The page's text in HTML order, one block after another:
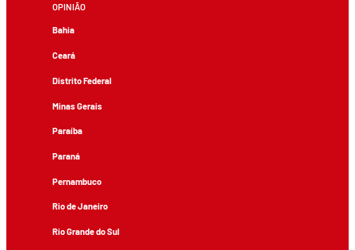
OPINIÃO
Bahia
Ceará
Distrito Federal
Minas Gerais
Paraíba
Paraná
Pernambuco
Rio de Janeiro
Rio Grande do Sul